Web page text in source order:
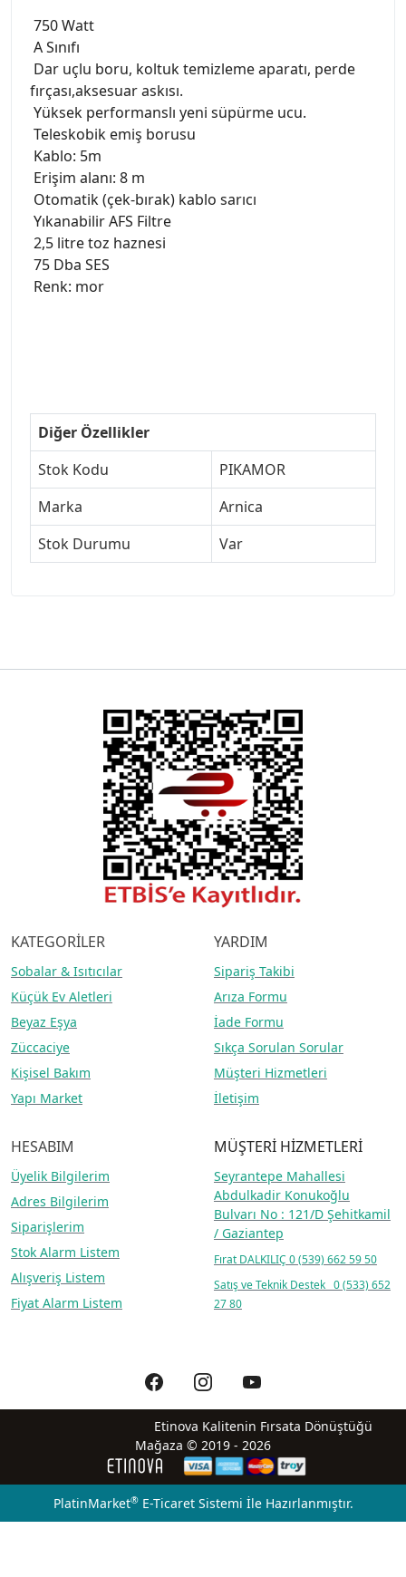
750 Watt
A Sınıfı
Dar uçlu boru, koltuk temizleme aparatı, perde
fırçası,aksesuar askısı.
Yüksek performanslı yeni süpürme ucu.
Teleskobik emiş borusu
Kablo: 5m
Erişim alanı: 8 m
Otomatik (çek-bırak) kablo sarıcı
Yıkanabilir AFS Filtre
2,5 litre toz haznesi
75 Dba SES
Renk: mor
Diğer Özellikler
Stok Kodu
PIKAMOR
Marka
Arnica
Stok Durumu
Var
KATEGORİLER
Sobalar & Isıtıcılar
Küçük Ev Aletleri
Beyaz Eşya
Züccaciye
Kişisel Bakım
Yapı Market
YARDIM
Sipariş Takibi
Arıza Formu
İade Formu
Sıkça Sorulan Sorular
Müşteri Hizmetleri
İletişim
HESABIM
Üyelik Bilgilerim
Adres Bilgilerim
Siparişlerim
Stok Alarm Listem
Alışveriş Listem
Fiyat Alarm Listem
MÜŞTERİ HİZMETLERİ
Seyrantepe Mahallesi
Abdulkadir Konukoğlu
Bulvarı No : 121/D Şehitkamil
/ Gaziantep
Fırat DALKILIÇ 0 (539) 662 59 50
Satış ve Teknik Destek 0 (533) 652
27 80
Etinova Kalitenin Fırsata Dönüştüğü
Mağaza © 2019 - 2026
PlatinMarket®E-Ticaret Sistemi İle Hazırlanmıştır.